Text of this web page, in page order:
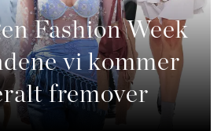
Fashion Week
vi kommer
fremover